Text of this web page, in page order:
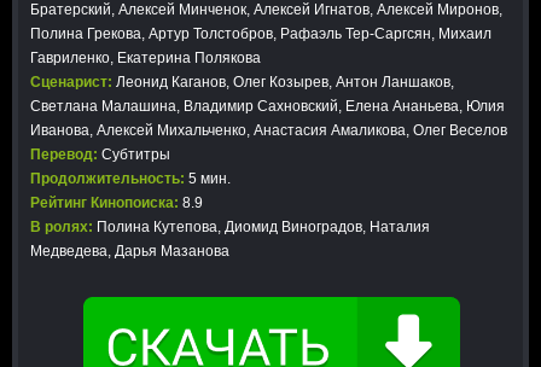
Братерский, Алексей Минченок, Алексей Игнатов, Алексей Миронов,
Полина Грекова, Артур Толстобров, Рафаэль Тер-Саргсян, Михаил
Гавриленко, Екатерина Полякова
Сценарист: Леонид Каганов, Олег Козырев, Антон Ланшаков,
Светлана Малашина, Владимир Сахновский, Елена Ананьева, Юлия
Иванова, Алексей Михальченко, Анастасия Амаликова, Олег Веселов
Перевод: Субтитры
Продолжительность: 5 мин.
Рейтинг Кинопоиска: 8.9
В ролях: Полина Кутепова, Диомид Виноградов, Наталия
Медведева, Дарья Мазанова